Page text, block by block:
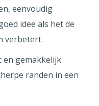
eenvoudig
idee als het de
verbetert.
en gemakkelijk
randen in een